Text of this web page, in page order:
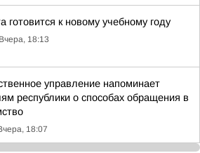
готовится к новому учебному году
Вчера, 18:13
управление напоминает
республики о способах обращения в
18:07